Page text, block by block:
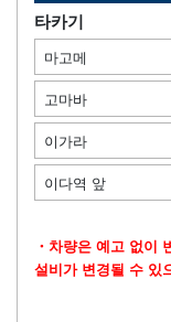
타카기
마고메
고마바
이가라
이다역 앞
・차량은 예고 없이
설비가 변경될 수 있